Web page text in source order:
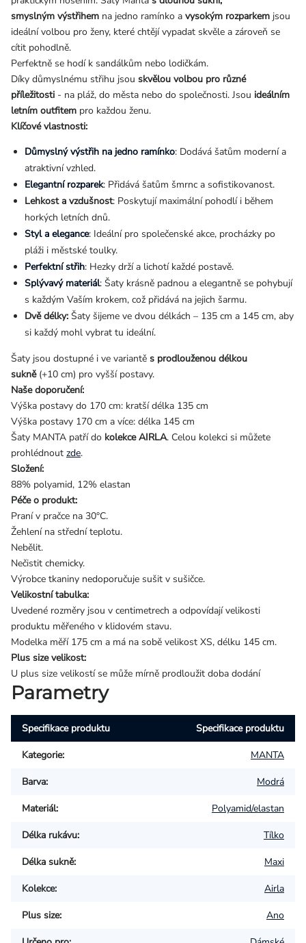
smyslným výstřihem na jedno ramínko a vysokým rozparkem jsou
ideální volbou pro ženy, které chtějí vypadat skvěle a zároveň se
cítit pohodlně.
Perfektně se hodí k sandálkům nebo lodičkám.
Díky důmyslnému střihu jsou skvělou volbou pro různé
příležitosti - na pláž, do města nebo do společnosti. Jsou ideálním
letním outfitem pro každou ženu.
Klíčové vlastnosti:
Důmyslný výstřih na jedno ramínko: Dodává šatům moderní a
atraktivní vzhled.
Elegantní rozparek: Přidává šatům šmrnc a sofistikovanost.
Lehkost a vzdušnost: Poskytují maximální pohodlí i během
horkých letních dnů.
Styl a elegance: Ideální pro společenské akce, procházky po
pláži i městské toulky.
Perfektní střih: Hezky drží a lichotí každé postavě.
Splývavý materiál: Šaty krásně padnou a elegantně se pohybují
s každým Vaším krokem, což přidává na jejich šarmu.
Dvě délky: Šaty šijeme ve dvou délkách – 135 cm a 145 cm, aby
si každý mohl vybrat tu ideální.
Šaty jsou dostupné i ve variantě s prodlouženou délkou
sukně(+10 cm) pro vyšší postavy.
Naše doporučení:
Výška postavy do 170 cm: kratší délka 135 cm
Výška postavy 170 cm a více: délka 145 cm
Šaty MANTA patří do kolekce AIRLA. Celou kolekci si můžete
prohlédnout zde.
Složení:
88% polyamid, 12% elastan
Péče o produkt:
Praní v pračce na 30°C.
Žehlení na střední teplotu.
Nebělit.
Nečistit chemicky.
Výrobce tkaniny nedoporučuje sušit v sušičce.
Velikostní tabulka:
Uvedené rozměry jsou v centimetrech a odpovídají velikosti
produktu měřeného v klidovém stavu.
Modelka měří 175 cm a má na sobě velikost XS, délku 145 cm.
Plus size velikost:
U plus size velikostí se může mírně prodloužit doba dodání
Parametry
Specifikace produktu Specifikace produktu
Kategorie: MANTA
Barva: Modrá
Materiál: Polyamid/elastan
Délka rukávu: Tílko
Délka sukně: Maxi
Kolekce: Airla
Plus size: Ano